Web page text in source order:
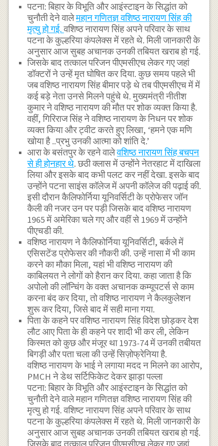
पटना: बिहार के विभूति और आइंस्टाइन के सिद्धांत को
चुनौती देने वालेमहान गणितज्ञ वशिष्ठ नारायण सिंह की
मृत्यु हो गई.वशिष्ठ नारायण सिंह अपने परिवार के साथ
पटना के कुल्हरिया कंपलेक्स में रहते थे. मिली जानकारी के
अनुसार आज सुबह अचानक उनकी तबियत खराब हो गई.
जिसके बाद तत्काल परिजन पीएमसीएच लेकर गए जहां
डॉक्टरों ने उन्हें मृत घोषित कर दिया. कुछ समय पहले भी
जब वशिष्ठ नारायण सिंह बीमार पड़े थे तब पीएमसीएच में में
कई बड़े नेता उनसे मिलने पहुंचे थे. मुख्यमंत्री नीतीश
कुमार ने वशिष्ठ नारायण की मौत पर शोक व्यक्त किया है.
वहीं, गिरिराज सिंह ने वशिष्ठ नारायण के निधन पर शोक
व्यक्त किया और ट्वीट करते हुए लिखा, ‘हमने एक मणि
खोया है ..प्रभु उनकी आत्मा को शांति दे.’
आरा के बसंतपुर के रहने वालेवशिष्ठ नारायण सिंह बचपन
से ही होनहार थे. छठी क्लास में उन्होंने नेतरहाट में दाखिला
लिया और इसके बाद कभी पलट कर नहीं देखा. इसके बाद
उन्होंने पटना साइंस कॉलेज में अपनी कॉलेज की पढ़ाई की.
इसी दौरान कैलिफोर्निया यूनिवर्सिटी के प्रोफेसर जॉन
कैली की नजर उन पर पड़ी जिसके बाद वशिष्ठ नारायण
1965 में अमेरिका चले गए और वहीं से 1969 में उन्होंने
पीएचडी की.
वशिष्ठ नारायण ने कैलिफोर्निया यूनिवर्सिटी, बर्कले में
एसिसटेंड प्रोफेसर की नौकरी की. उन्‍हें नासा में भी काम
करने का मौका मिला, यहां भी वशिष्ठ नारायण की
काबिलयत ने लोगों को हैरान कर दिया. कहा जाता है कि
अपोलो की लॉन्चिंग के वक्त अचानक कम्यूपटर्स से काम
करना बंद कर दिया, तो वशिष्ठ नारायण ने कैलकुलेशन
शुरू कर दिया, जिसे बाद में सही माना गया.
पिता के कहने पर वशिष्ठ नारायण सिंह विदेश छोड़कर देश
लौट आए पिता के ही कहने पर शादी भी कर ली, लेकिन
किस्मत को कुछ और मंजूर था 1973-74 में उनकी तबीयत
बिगड़ी और पता चला की उन्हें सिज़ोफ्रेनिया है.
वशिष्ठ नारायण के भाई ने लगाया मदद न मिलने का आरोप,
PMCH ने डेथ सर्टिफिकेट देकर झाड़ा पल्ला
पटना: बिहार के विभूति और आइंस्टाइन के सिद्धांत को
चुनौती देने वाले महान गणितज्ञ वशिष्ठ नारायण सिंह की
मृत्यु हो गई. वशिष्ट नारायण सिंह अपने परिवार के साथ
पटना के कुल्हरिया कंपलेक्स में रहते थे. मिली जानकारी के
अनुसार आज सुबह अचानक उनकी तबियत खराब हो गई.
जिसके बाद तत्काल परिजन पीएमसीएच लेकर गए जहां